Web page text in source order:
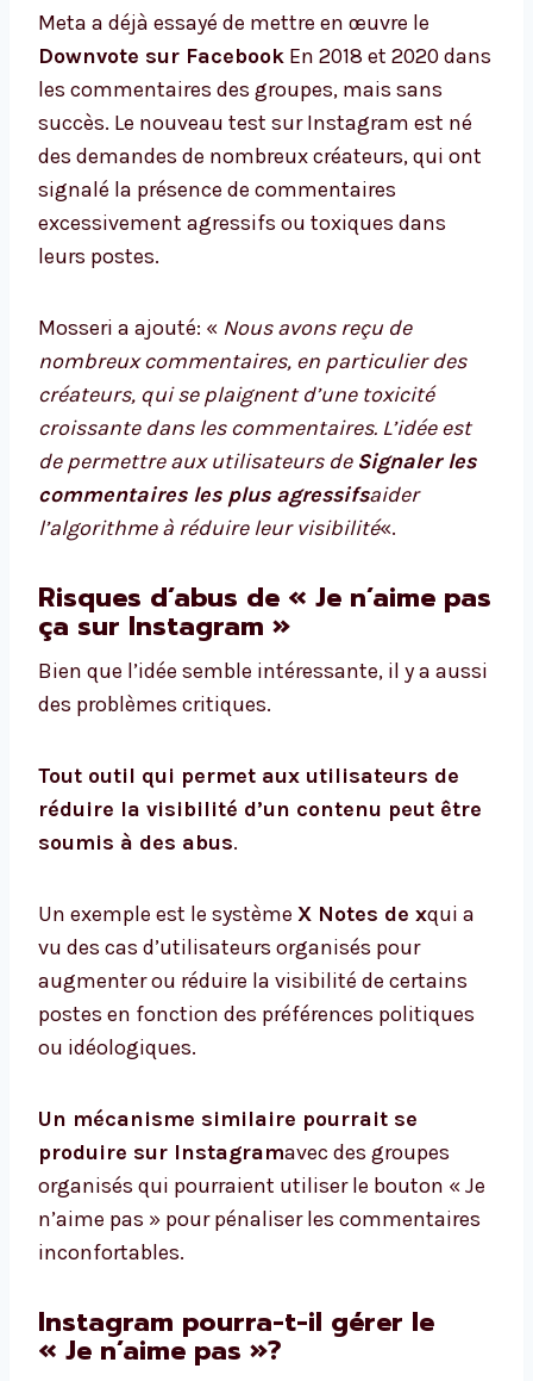
Meta a déjà essayé de mettre en œuvre le
Downvote sur Facebook En 2018 et 2020 dans
les commentaires des groupes, mais sans
succès. Le nouveau test sur Instagram est né
des demandes de nombreux créateurs, qui ont
signalé la présence de commentaires
excessivement agressifs ou toxiques dans
leurs postes.
Mosseri a ajouté: « Nous avons reçu de
nombreux commentaires, en particulier des
créateurs, qui se plaignent d’une toxicité
croissante dans les commentaires. L’idée est
de permettre aux utilisateurs de Signaler les
commentaires les plus agressifsaider
l’algorithme à réduire leur visibilité«.
Risques d’abus de « Je n’aime pas
ça sur Instagram »
Bien que l’idée semble intéressante, il y a aussi
des problèmes critiques.
Tout outil qui permet aux utilisateurs de
réduire la visibilité d’un contenu peut être
soumis à des abus.
Un exemple est le système X Notes de xqui a
vu des cas d’utilisateurs organisés pour
augmenter ou réduire la visibilité de certains
postes en fonction des préférences politiques
ou idéologiques.
Un mécanisme similaire pourrait se
produire sur Instagramavec des groupes
organisés qui pourraient utiliser le bouton « Je
n’aime pas » pour pénaliser les commentaires
inconfortables.
Instagram pourra-t-il gérer le
« Je n’aime pas »?